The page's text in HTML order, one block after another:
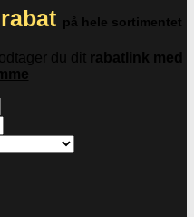
på hele sortimentet
du dit rabatlink med